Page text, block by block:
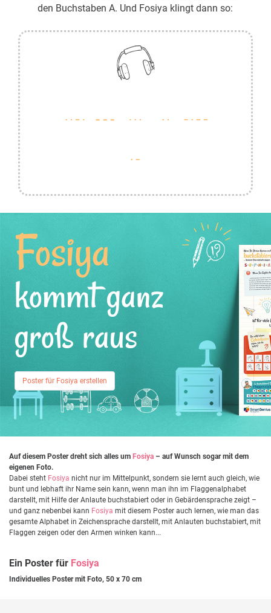
den Buchstaben A. Und Fosiya klingt dann so:
Fosiya
kommt ganz
groß raus
Poster für Fosiya erstellen
Auf diesem Poster dreht sich alles um Fosiya – auf Wunsch sogar mit dem
eigenen Foto.
Dabei steht Fosiya nicht nur im Mittelpunkt, sondern sie lernt auch gleich, wie
bunt und lebhaft ihr Name sein kann, wenn man ihn im Flaggenalphabet
darstellt, mit Hilfe der Anlaute buchstabiert oder in Gebärdensprache zeigt –
und ganz nebenbei kann Fosiya mit diesem Poster auch lernen, wie man das
gesamte Alphabet in Zeichensprache darstellt, mit Anlauten buchstabiert, mit
Flaggen zeigen oder den Armen winken kann...
Ein Poster für Fosiya
Individuelles Poster mit Foto, 50 x 70 cm